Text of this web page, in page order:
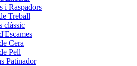
i Raspadors
Treball
clàssic
Cera
Pell
Patinador